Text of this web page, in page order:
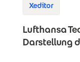
Xeditor
Lufthansa
Darstellung